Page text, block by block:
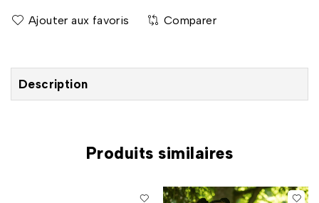
Comparer
Description
Produits similaires